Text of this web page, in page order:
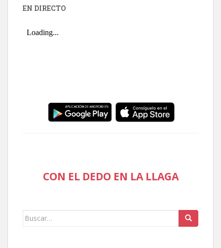
EN DIRECTO
CON EL DEDO EN LA LLAGA
Buscar: